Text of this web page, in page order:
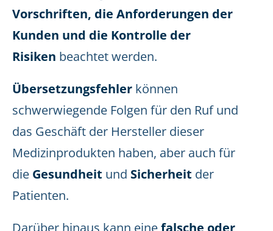
Vorschriften, die Anforderungen der
Kunden und die Kontrolle der
Risiken beachtet werden.
Übersetzungsfehler können
schwerwiegende Folgen für den Ruf und
das Geschäft der Hersteller dieser
Medizinprodukten haben, aber auch für
die Gesundheit und Sicherheit der
Patienten.
Darüber hinaus kann einefalsche oder